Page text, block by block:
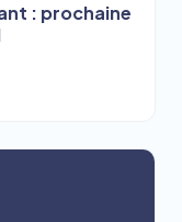
: prochaine